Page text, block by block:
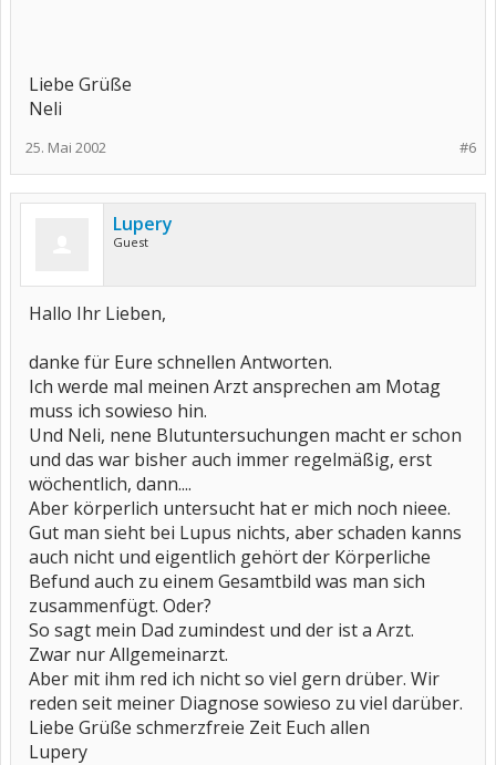
Liebe Grüße
Neli
#6
25. Mai 2002
Lupery
Guest
Hallo Ihr Lieben,
danke für Eure schnellen Antworten.
Ich werde mal meinen Arzt ansprechen am Motag
muss ich sowieso hin.
Und Neli, nene Blutuntersuchungen macht er schon
und das war bisher auch immer regelmäßig, erst
wöchentlich, dann....
Aber körperlich untersucht hat er mich noch nieee.
Gut man sieht bei Lupus nichts, aber schaden kanns
auch nicht und eigentlich gehört der Körperliche
Befund auch zu einem Gesamtbild was man sich
zusammenfügt. Oder?
So sagt mein Dad zumindest und der ist a Arzt.
Zwar nur Allgemeinarzt.
Aber mit ihm red ich nicht so viel gern drüber. Wir
reden seit meiner Diagnose sowieso zu viel darüber.
Liebe Grüße schmerzfreie Zeit Euch allen
Lupery